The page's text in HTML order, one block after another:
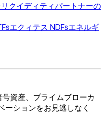
クイディティパートナーの
エクィテス NDFsエネルギ
資産、プライムブローカ
ーションをお見逃しなく